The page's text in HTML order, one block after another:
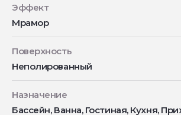
Эффект
Мрамор
Поверхность
Неполированный
Назначение
Бассейн, Ванна, Гостиная, Кухня,